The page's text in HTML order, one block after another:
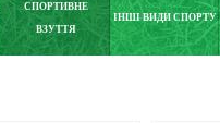
СПОРТИВНЕ
ВЗУТТЯ
ІНШІ ВИДИ СПОРТУ